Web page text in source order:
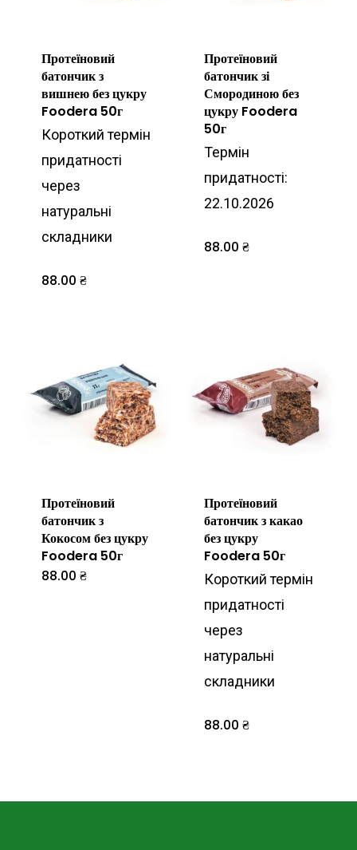
Протеїновий
батончик з
вишнею без цукру
Foodera 50г
Короткий термін
придатності
через
натуральні
складники
88.00 ₴
Протеїновий
батончик зі
Смородиною без
цукру Foodera
50г
Термін
придатності:
22.10.2026
88.00₴
Протеїновий
батончик з
Кокосом без цукру
Foodera 50г
88.00 ₴
Протеїновий
батончик з какао
без цукру
Foodera 50г
Короткий термін
придатності
через
натуральні
складники
88.00₴